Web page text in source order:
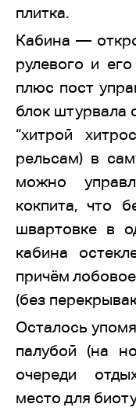
плитка.
Кабина —
рулевого и
плюс пост
блок штурвала
“хитрой
рельсам) в
можно
кокпита, что
швартовке в
кабина
причём
(без
Осталось
палубой (на
очереди
место для